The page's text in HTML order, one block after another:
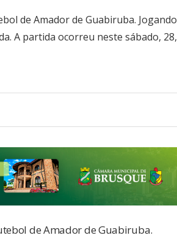
de Amador de Guabiruba. Jogando
A partida ocorreu neste sábado, 28,
de Amador de Guabiruba.